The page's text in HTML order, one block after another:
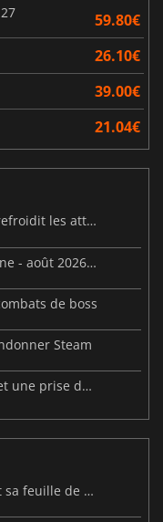
59.80€
26.10€
39.00€
21.04€
Steam Frame : une fuite sur le prix refroidit les attentes VR
Sorties de jeux vidéo de cette semaine - août 2026 (semaine 32)
de boss
Steam
Des cartes de logiciels malveillants et une prise de contrôle de Discord ont touché Meccha Chameleon
MARVEL Tōkon dévoile ses débuts et sa feuille de route